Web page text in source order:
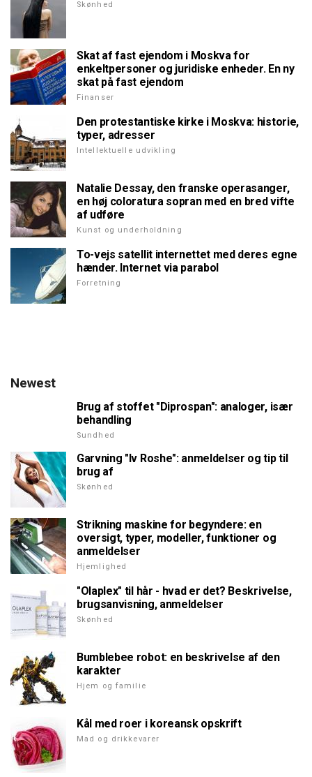
Skønhed
Skat af fast ejendom i Moskva for
enkeltpersoner og juridiske enheder. En ny
skat på fast ejendom
Finanser
Den protestantiske kirke i Moskva: historie,
typer, adresser
Intellektuelle udvikling
Natalie Dessay, den franske operasanger,
en høj coloratura sopran med en bred vifte
af udføre
Kunst og underholdning
To-vejs satellit internettet med deres egne
hænder. Internet via parabol
Forretning
Newest
Brug af stoffet "Diprospan": analoger, især
behandling
Sundhed
Garvning "Iv Roshe": anmeldelser og tip til
brug af
Skønhed
Strikning maskine for begyndere: en
oversigt, typer, modeller, funktioner og
anmeldelser
Hjemlighed
"Olaplex" til hår - hvad er det? Beskrivelse,
brugsanvisning, anmeldelser
Skønhed
Bumblebee robot: en beskrivelse af den
karakter
Hjem og familie
Kål med roer i koreansk opskrift
Mad og drikkevarer